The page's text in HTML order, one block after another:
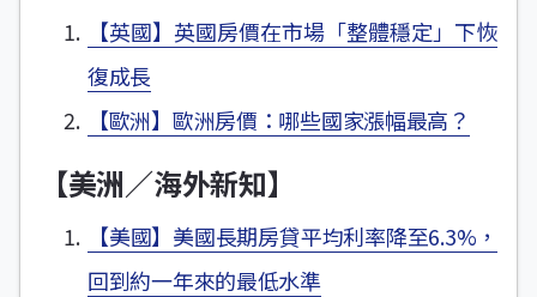
【英國】英國房價在市場「整體穩定」下恢
復成長
【歐洲】歐洲房價：哪些國家漲幅最高？
【美洲／海外新知】
【美國】美國長期房貸平均利率降至6.3%，
回到約一年來的最低水準